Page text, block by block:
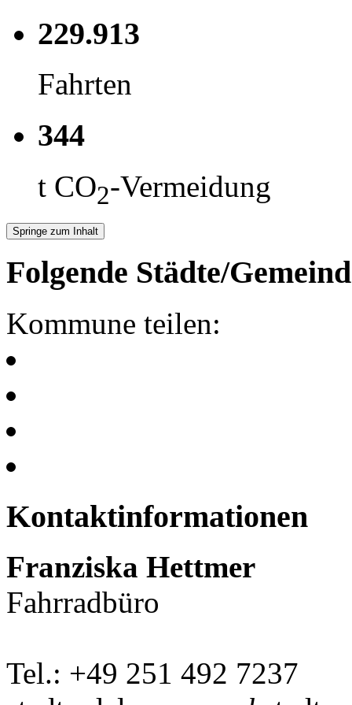
229.913
Fahrten
344
t CO2-Vermeidung
Springe zum Inhalt
Folgende Städte/
Kommune teilen:
Kontaktinformationen
Franziska Hettmer
Fahrradbüro
Tel.: +49 251 492 7237